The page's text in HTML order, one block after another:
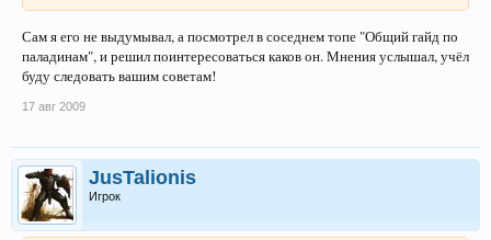
Сам я его не выдумывал, а посмотрел в соседнем топе "Общий гайд по
паладинам", и решил поинтересоваться каков он. Мнения услышал, учёл
буду следовать вашим советам!
17 авг 2009
JusTalionis
Игрок